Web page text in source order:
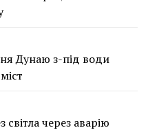
Дунаю з-під води
через аварію